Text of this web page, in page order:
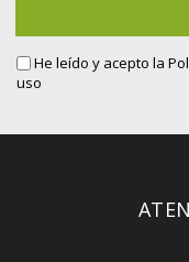
He leído y acepto la
uso